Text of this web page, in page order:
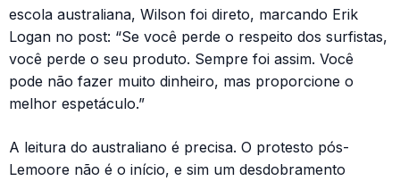
escola australiana, Wilson foi direto, marcando Erik
Logan no post: “Se você perde o respeito dos surfistas,
você perde o seu produto. Sempre foi assim. Você
pode não fazer muito dinheiro, mas proporcione o
melhor espetáculo.”
A leitura do australiano é precisa. O protesto pós-
Lemoore não é o início, e sim um desdobramento